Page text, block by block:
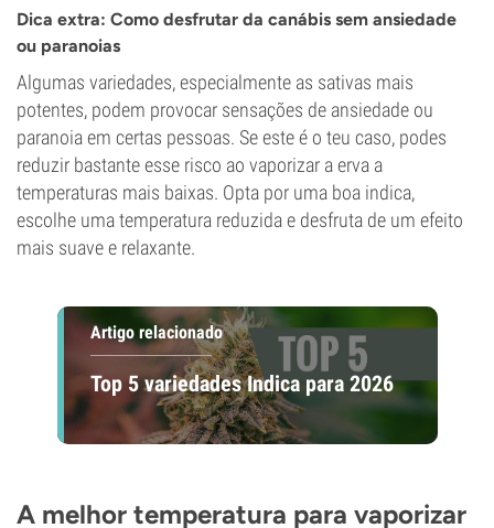
Dica extra: Como desfrutar da canábis sem ansiedade
ou paranoias
Algumas variedades, especialmente as sativas mais
potentes, podem provocar sensações de ansiedade ou
paranoia em certas pessoas. Se este é o teu caso, podes
reduzir bastante esse risco ao vaporizar a erva a
temperaturas mais baixas. Opta por uma boa indica,
escolhe uma temperatura reduzida e desfruta de um efeito
mais suave e relaxante.
Artigo relacionado
Top 5 variedades Indica para 2026
A melhor temperatura para vaporizar